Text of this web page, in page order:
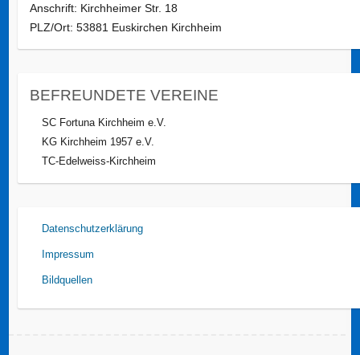
Anschrift: Kirchheimer Str. 18
PLZ/Ort: 53881 Euskirchen Kirchheim
BEFREUNDETE VEREINE
SC Fortuna Kirchheim e.V.
KG Kirchheim 1957 e.V.
TC-Edelweiss-Kirchheim
Datenschutzerklärung
Impressum
Bildquellen